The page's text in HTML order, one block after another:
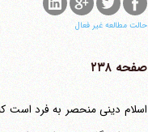
حالت مطالعه غیر فعال
صفحه ۲۳۸
اسلام دینی منحصر به فرد است